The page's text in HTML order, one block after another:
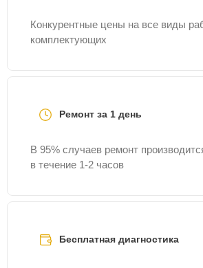
Конкурентные цены на все виды
комплектующих
Ремонт за 1 день
В 95% случаев ремонт
в течение 1-2 часов
Бесплатная диагностика